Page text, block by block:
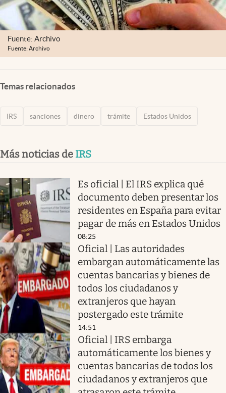
Fuente: Archivo
Fuente: Archivo
Temas relacionados
IRS sanciones dinero trámite Estados Unidos
Más noticias de IRS
Es oficial | El IRS explica qué
documento deben presentar los
residentes en España para evitar
pagar de más en Estados Unidos
08:25
Oficial | Las autoridades
embargan automáticamente las
cuentas bancarias y bienes de
todos los ciudadanos y
extranjeros que hayan
postergado este trámite
14:51
Oficial | IRS embarga
automáticamente los bienes y
cuentas bancarias de todos los
ciudadanos y extranjeros que